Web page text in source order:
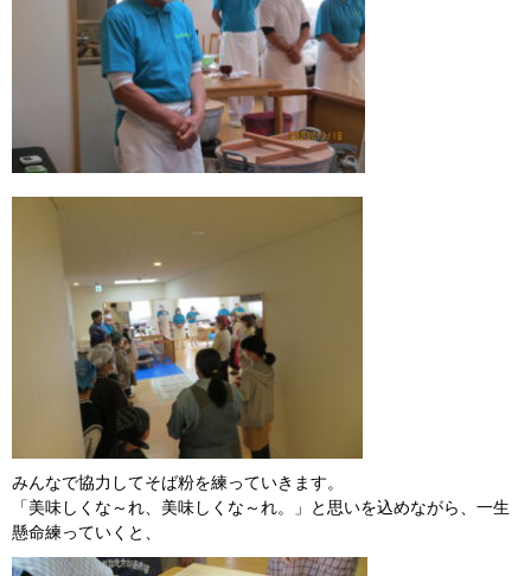
みんなで協力してそば粉を練っていきます。
「美味しくな～れ、美味しくな～れ。」と思いを込めながら、一生
懸命練っていくと、